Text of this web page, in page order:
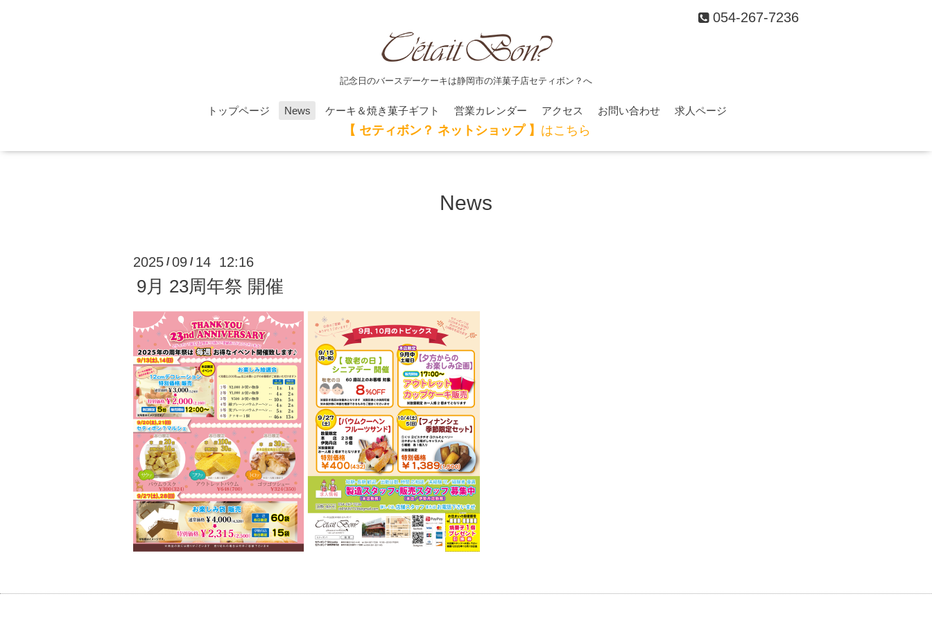
054-267-7236
記念日のバースデーケーキは静岡市の洋菓子店セティボン？へ
トップページ News ケーキ＆焼き菓子ギフト 営業カレンダー アクセス お問い合わせ 求人ページ
【 セティボン？ ネットショップ 】 はこちら
News
2025 /09 / 14 12:16
9月 23周年祭 開催